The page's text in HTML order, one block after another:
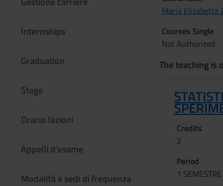
Internships
Graduation
Stage
Orario lezioni
Appelli d'esame
Modalità e sedi di frequenza
Maria Elisabetta
Courses Single
Not Authorized
The teaching is
Credits
2
Period
1